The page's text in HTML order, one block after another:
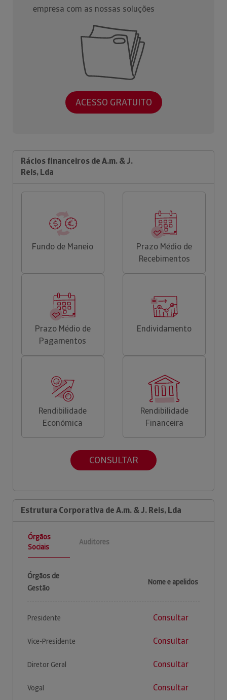
empresa com as nossas soluções
ACESSO GRATUITO
Rácios financeiros de A.m. & J.
Reis, Lda
Fundo de Maneio
Prazo Médio de
Recebimentos
Prazo Médio de
Pagamentos
Endividamento
Rendibilidade
Económica
Rendibilidade
Financeira
CONSULTAR
Estrutura Corporativa de A.m. & J. Reis, Lda
Órgãos
Sociais
Auditores
Órgãos de
Gestão
Nome e apelidos
Presidente Consultar
Vice-Presidente Consultar
Diretor Geral Consultar
Vogal Consultar